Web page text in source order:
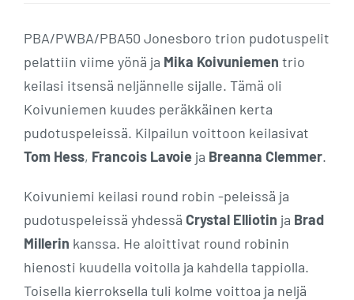
PBA/PWBA/PBA50 Jonesboro trion pudotuspelit
pelattiin viime yönä ja Mika Koivuniemen trio
keilasi itsensä neljännelle sijalle. Tämä oli
Koivuniemen kuudes peräkkäinen kerta
pudotuspeleissä. Kilpailun voittoon keilasivat
Tom Hess, Francois Lavoie ja Breanna Clemmer.
Koivuniemi keilasi round robin -peleissä ja
pudotuspeleissä yhdessä Crystal Elliotin ja Brad
Millerin kanssa. He aloittivat round robinin
hienosti kuudella voitolla ja kahdella tappiolla.
Toisella kierroksella tuli kolme voittoa ja neljä